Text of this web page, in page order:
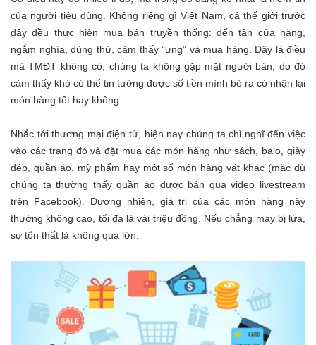
của người tiêu dùng. Không riêng gì Việt Nam, cả thế giới trước
đây đều thực hiện mua bán truyền thống: đến tận cửa hàng,
ngắm nghía, dùng thử, cảm thấy “ưng” và mua hàng. Đây là điều
mà TMĐT không có, chúng ta không gặp mặt người bán, do đó
cảm thấy khó có thể tin tưởng được số tiền mình bỏ ra có nhận lại
món hàng tốt hay không.
Nhắc tới thương mại điện tử, hiện nay chúng ta chỉ nghĩ đến việc
vào các trang đó và đặt mua các món hàng như sách, balo, giày
dép, quần áo, mỹ phẩm hay một số món hàng vặt khác (mặc dù
chúng ta thường thấy quần áo được bán qua video livestream
trên Facebook). Đương nhiên, giá trị của các món hàng này
thường không cao, tối đa là vài triệu đồng. Nếu chẳng may bị lừa,
sự tổn thất là không quá lớn.